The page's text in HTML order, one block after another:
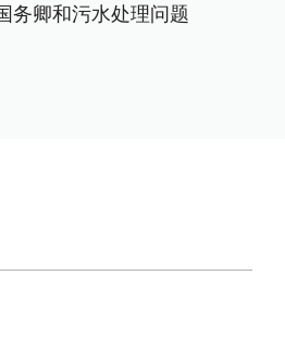
务卿和污水处理问题